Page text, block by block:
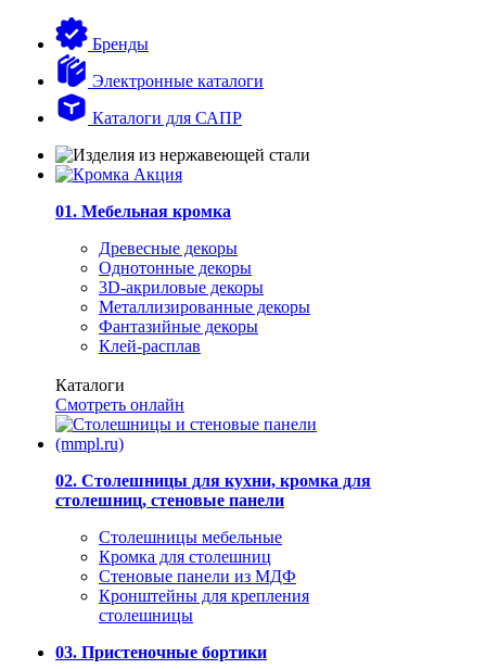
Бренды
Электронные каталоги
Каталоги для САПР
01. Мебельная кромка
Древесные декоры
Однотонные декоры
3D-акриловые декоры
Металлизированные декоры
Фантазийные декоры
Клей-расплав
Каталоги
Смотреть онлайн
02. Столешницы для кухни, кромка для
столешниц, стеновые панели
Столешницы мебельные
Кромка для столешниц
Стеновые панели из МДФ
Кронштейны для крепления
столешницы
03. Пристеночные бортики